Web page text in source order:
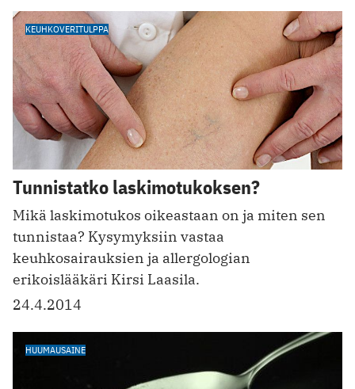
KEUHKOVERITULPPA
Tunnistatko laskimotukoksen?
Mikä laskimotukos oikeastaan on ja miten sen
tunnistaa? Kysymyksiin vastaa
keuhkosairauksien ja allergologian
erikoislääkäri Kirsi Laasila.
24.4.2014
HUUMAUSAINE